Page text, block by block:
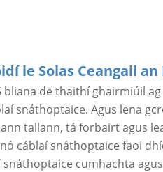
le Solas Ceangail
bliana de thaithí ghairmiúil ag
snáthoptaice. Agus lena
tallann, tá forbairt agus
cáblaí snáthoptaice faoi
cumhachta